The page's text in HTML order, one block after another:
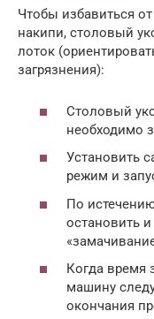
Чтобы избавиться
накипи, столовый
лоток
загрязнения):
Столовый
необходимо
Установить
режим и
По
остановить
Когда время
машину
окончания